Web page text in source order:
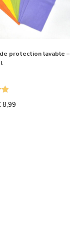
protection lavable –
8,99